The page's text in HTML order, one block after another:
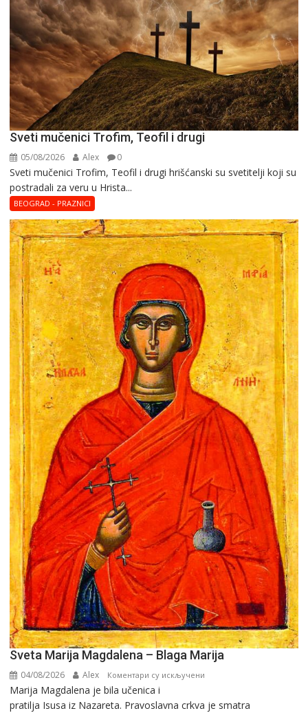
Sveti mučenici Trofim, Teofil i drugi
05/08/2026 Alex 0
Sveti mučenici Trofim, Teofil i drugi hrišćanski su svetitelji koji su
postradali za veru u Hrista...
BEOGRAD - PRAZNICI
Sveta Marija Magdalena – Blaga Marija
04/08/2026 Alex Коментари су искључени
Marija
Marija Magdalena je bila učenica i
pratilja Isusa iz Nazareta. Pravoslavna crkva je smatra